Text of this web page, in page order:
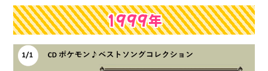
1999年